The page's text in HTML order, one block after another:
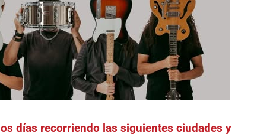
días recorriendo las siguientes ciudades y